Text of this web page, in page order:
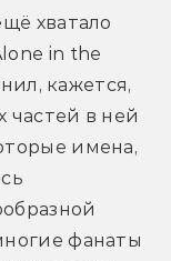
хватало
in the
кажется,
частей в ней
имена,
фанаты